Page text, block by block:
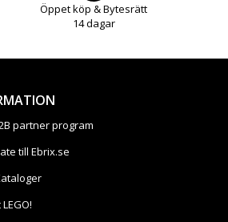
Öppet köp & Bytesrätt
14 dagar
partner program
till Ebrix.se